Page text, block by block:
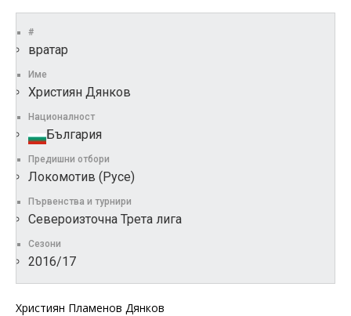
#
вратар
Име
Християн Дянков
Националност
България
Предишни отбори
Локомотив (Русе)
Първенства и турнири
Североизточна Трета лига
Сезони
2016/17
Християн Пламенов Дянков